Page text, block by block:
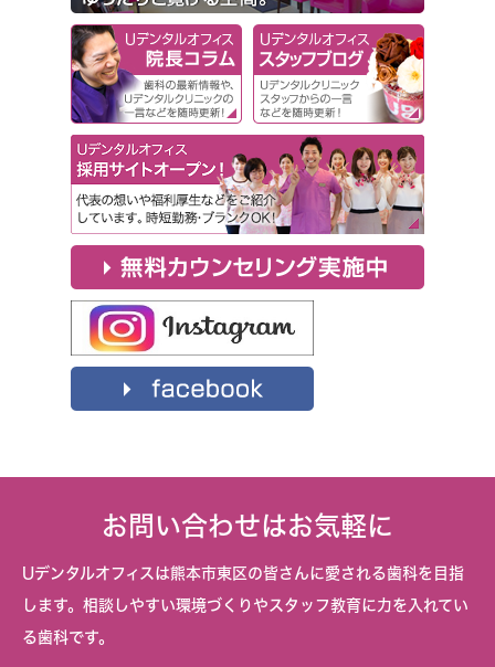
お問い合わせはお気軽に
Uデンタルオフィスは熊本市東区の皆さんに愛される歯科を目指
します。相談しやすい環境づくりやスタッフ教育に力を入れてい
る歯科です。